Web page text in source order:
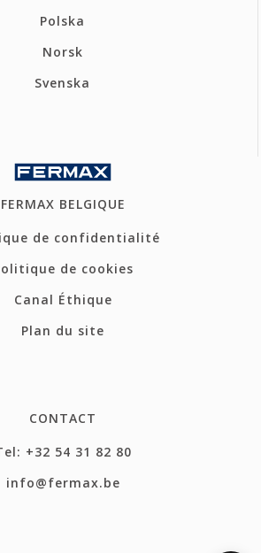
Polska
Norsk
Svenska
FERMAX BELGIQUE
de confidentialité
de cookies
Canal Éthique
Plan du site
CONTACT
+32 54 31 82 80
info@fermax.be